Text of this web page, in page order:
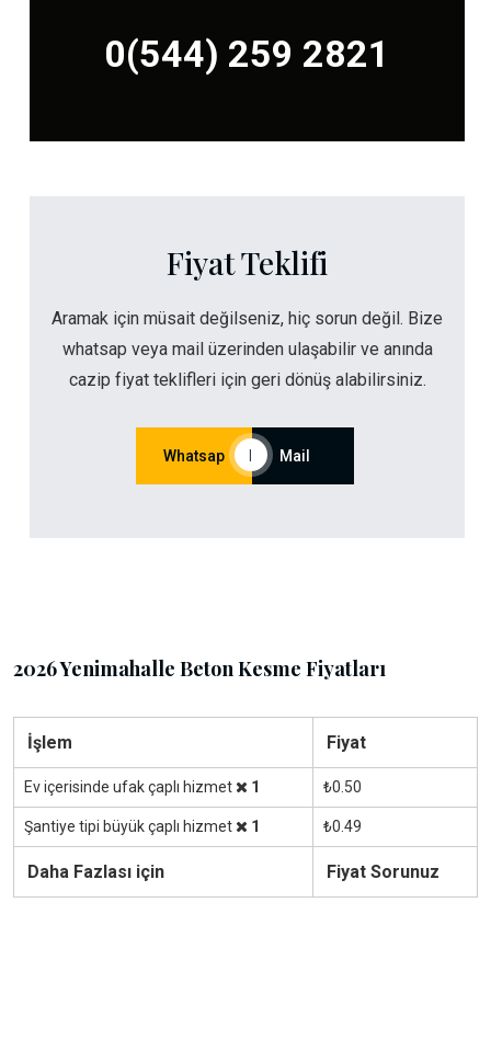
0(544) 259 2821
Fiyat Teklifi
Aramak için müsait değilseniz, hiç sorun değil. Bize
whatsap veya mail üzerinden ulaşabilir ve anında
cazip fiyat teklifleri için geri dönüş alabilirsiniz.
Whatsap Mail
2026 Yenimahalle Beton Kesme Fiyatları
İşlem Fiyat
Ev içerisinde ufak çaplı hizmet 1 ₺0.50
Şantiye tipi büyük çaplı hizmet 1 ₺0.49
Daha Fazlası için Fiyat Sorunuz